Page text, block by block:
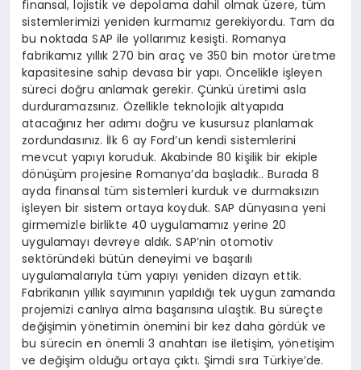
finansal, lojistik ve depolama dahil olmak üzere, tüm
sistemlerimizi yeniden kurmamız gerekiyordu. Tam da
bu noktada SAP ile yollarımız kesişti. Romanya
fabrikamız yıllık 270 bin araç ve 350 bin motor üretme
kapasitesine sahip devasa bir yapı. Öncelikle işleyen
süreci doğru anlamak gerekir. Çünkü üretimi asla
durduramazsınız. Özellikle teknolojik altyapıda
atacağınız her adımı doğru ve kusursuz planlamak
zordundasınız. İlk 6 ay Ford’un kendi sistemlerini
mevcut yapıyı koruduk. Akabinde 80 kişilik bir ekiple
dönüşüm projesine Romanya’da başladık.. Burada 8
ayda finansal tüm sistemleri kurduk ve durmaksızın
işleyen bir sistem ortaya koyduk. SAP dünyasına yeni
girmemizle birlikte 40 uygulamamız yerine 20
uygulamayı devreye aldık. SAP’nin otomotiv
sektöründeki bütün deneyimi ve başarılı
uygulamalarıyla tüm yapıyı yeniden dizayn ettik.
Fabrikanın yıllık sayımının yapıldığı tek uygun zamanda
projemizi canlıya alma başarısına ulaştık. Bu süreçte
değişimin yönetimin önemini bir kez daha gördük ve
bu sürecin en önemli 3 anahtarı ise iletişim, yönetişim
ve değişim olduğu ortaya çıktı. Şimdi sıra Türkiye’de.